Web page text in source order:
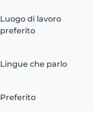
Luogo di lavoro
preferito
Lingue che parlo
Preferito